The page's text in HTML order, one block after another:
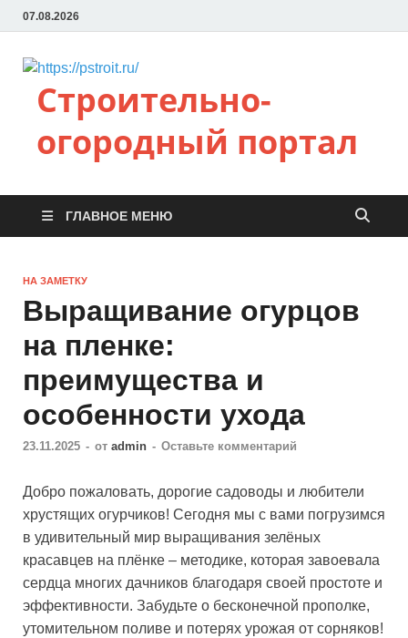
07.08.2026
Строительно-
огородный портал
ГЛАВНОЕ МЕНЮ
НА ЗАМЕТКУ
Выращивание огурцов
на пленке:
преимущества и
особенности ухода
23.11.2025 - от admin - Оставьте комментарий
Добро пожаловать, дорогие садоводы и любители
хрустящих огурчиков! Сегодня мы с вами погрузимся
в удивительный мир выращивания зелёных
красавцев на плёнке – методике, которая завоевала
сердца многих дачников благодаря своей простоте и
эффективности. Забудьте о бесконечной прополке,
утомительном поливе и потерях урожая от сорняков!